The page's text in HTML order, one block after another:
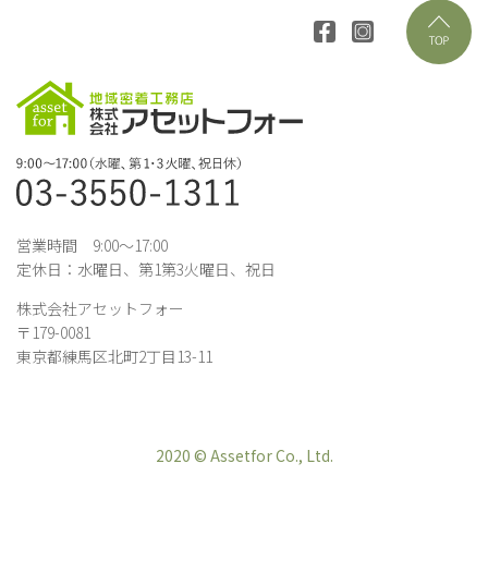
営業時間 9:00～17:00
定休日：水曜日、第1第3火曜日、祝日
株式会社アセットフォー
〒179-0081
東京都練馬区北町2丁目13-11
2020 © Assetfor Co., Ltd.